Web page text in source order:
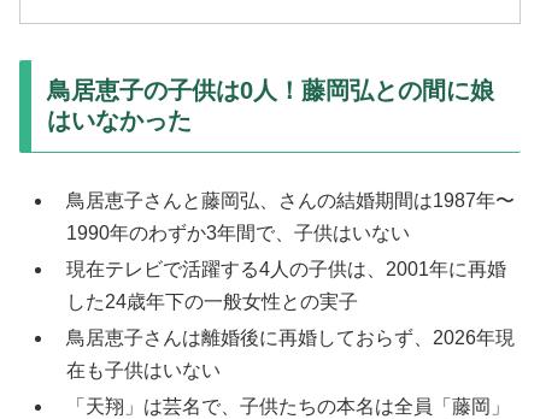
鳥居恵子の子供は0人！藤岡弘との間に娘
はいなかった
鳥居恵子さんと藤岡弘、さんの結婚期間は1987年〜
1990年のわずか3年間で、子供はいない
現在テレビで活躍する4人の子供は、2001年に再婚
した24歳年下の一般女性との実子
鳥居恵子さんは離婚後に再婚しておらず、2026年現
在も子供はいない
「天翔」は芸名で、子供たちの本名は全員「藤岡」